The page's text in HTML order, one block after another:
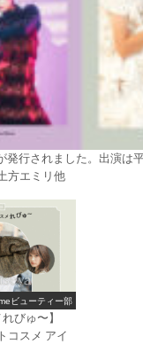
発行されました。出演は
方エミリ他
ビューティー部
びゅ〜】
コスメ アイ